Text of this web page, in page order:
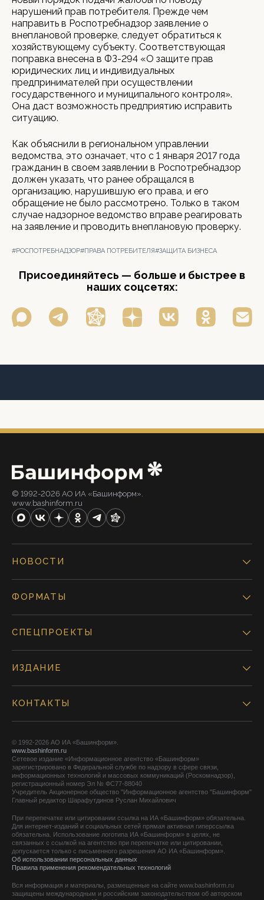
нарушений прав потребителя. Прежде чем
направить в Роспотребнадзор заявление о
внеплановой проверке, следует обратиться к
хозяйствующему субъекту. Соответствующая
поправка внесена в ФЗ-294 «О защите прав
юридических лиц и индивидуальных
предпринимателей при осуществлении
государственного и муниципального контроля».
Она даст возможность предприятию исправить
ситуацию.
Как объяснили в региональном управлении
ведомства, это означает, что с 1 января 2017 года
гражданин в своем заявлении в Роспотребнадзор
должен указать, что ранее обращался в
организацию, нарушившую его права, и его
обращение не было рассмотрено. Только в таком
случае надзорное ведомство вправе реагировать
на заявление и проводить внеплановую проверку.
#РОСПОТРЕБНАДЗОР#ПРАВА ПОТРЕБИТЕЛЯ#ЗАЩИТА БИЗНЕСА
Присоединяйтесь — больше и быстрее в
наших соцсетях:
© 1992-2026 АО ИА «Башинформ».
www.bashinform.ru
НОВОСТИ
ФОРМАТЫ
СПЕЦПРОЕКТЫ
ИЗДАНИЕ
КОНТАКТЫ
© 1992-2026 АО ИА «Башинформ».
www.bashinform.ru
Сетевое издание «Информационное агентство «Башинформ»
зарегистрировано в Федеральной службе по надзору в сфере связи,
информационных технологий и массовых коммуникаций (Роскомнадзор),
регистрационный номер Эл № ФС77-88040
Учредитель Акционерное общество "Информационное агентство "Башинформ"
Главный редактор Шарафутдинов Руслан Михайлович
При перепечатке или цитировании ссылка на ИА «Башинформ» обязательна.
Для интернет-изданий и социальных сетей прямая активная гиперссылка
обязательна. Использование логотипа ИА «Башинформ» в целях, не
связанных с ссылкой на агентство при перепечатке или цитировании,
допускается только с письменного разрешения АО ИА «Башинформ».
Об использовании персональных данных
Правила применения рекомендательных технологий
Вся информация и материалы, размещенные на сайте www.bashinform.ru
защищены международным и российским законодательством об авторском